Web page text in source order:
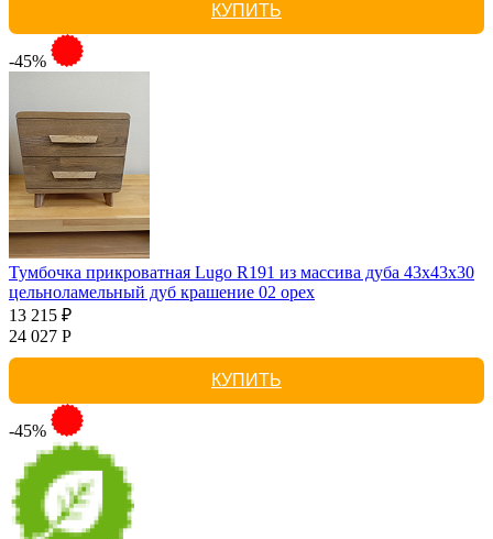
КУПИТЬ
-45%
Тумбочка прикроватная Lugo R191 из массива дуба 43х43х30
цельноламельный дуб крашение 02 орех
13 215 ₽
24 027 Р
КУПИТЬ
-45%